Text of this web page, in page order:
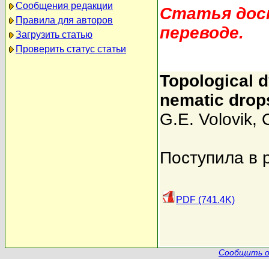
Сообщения редакции
Правила для авторов
Загрузить статью
Проверить статус статьи
Статья
переводе.
Topological
nematic
G.E. Volovik,
Поступила в
PDF (741.4K)
Сообщить о